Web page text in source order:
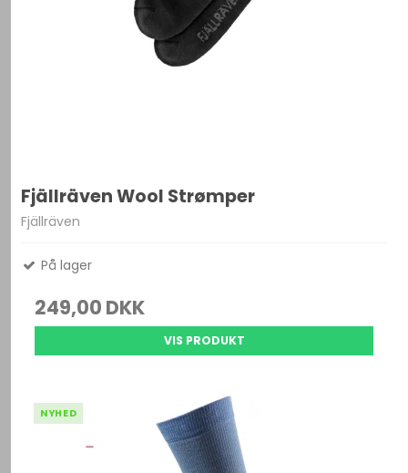
Fjällräven Wool Strømper
Fjällräven
På lager
249,00 DKK
VIS PRODUKT
NYHED